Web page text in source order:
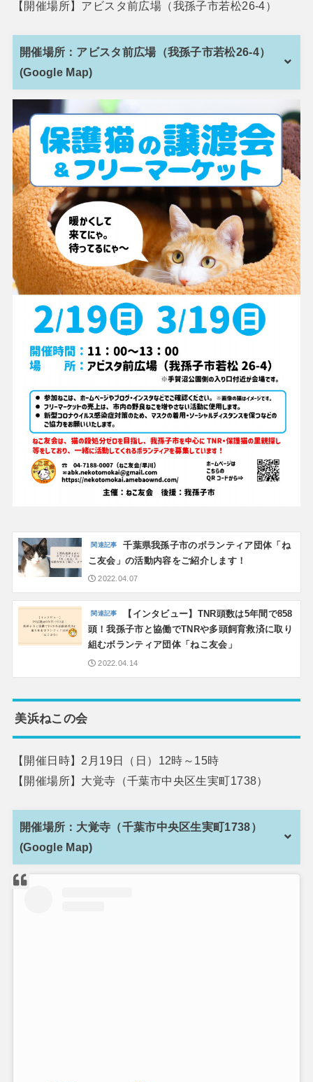
【開催場所】アビスタ前広場（我孫子市若松26-4）
開催場所：アビスタ前広場（我孫子市若松26-4）
(Google Map)
千葉県我孫子市のボランティア団体「ね
こ友会」の活動内容をご紹介します！
2022.04.07
【インタビュー】TNR頭数は5年間で858
頭！我孫子市と協働でTNRや多頭飼育救済に取り
組むボランティア団体「ねこ友会」
2022.04.14
美浜ねこの会
【開催日時】2月19日（日）12時～15時
【開催場所】大覚寺（千葉市中央区生実町1738）
開催場所：大覚寺（千葉市中央区生実町1738）
(Google Map)